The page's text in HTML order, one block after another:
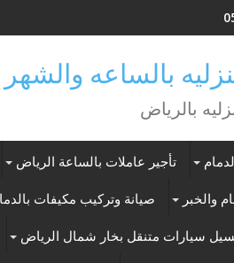
بالرياض
تأجير عاملات بالساعة الرياض
والخبر صيانة وتركيب مكيفات
سيارات متنقل بخار شمال الرياض